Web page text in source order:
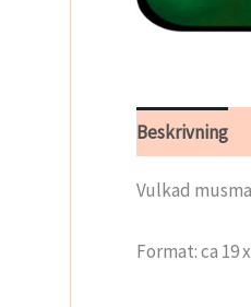
Beskrivning
Vulkad
Format: ca 19